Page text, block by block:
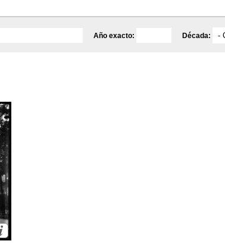
Año exacto: Década: